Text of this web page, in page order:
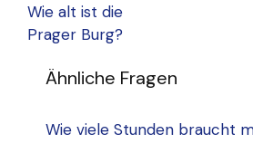
Wie alt ist die
Prager Burg?
Ähnliche Fragen
Wie viele Stunden braucht